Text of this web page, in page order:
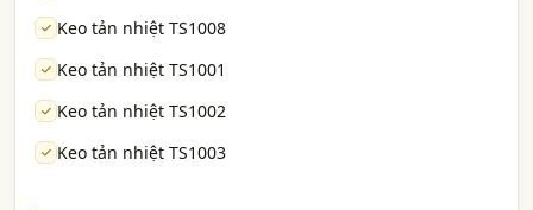
Keo tản nhiệt TS1008
Keo tản nhiệt TS1001
Keo tản nhiệt TS1002
Keo tản nhiệt TS1003